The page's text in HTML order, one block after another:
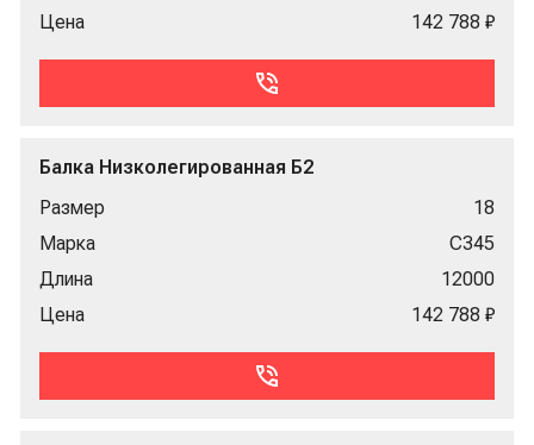
Цена
142 788 ₽
Балка Низколегированная Б2
Размер
18
Марка
С345
Длина
12000
Цена
142 788 ₽